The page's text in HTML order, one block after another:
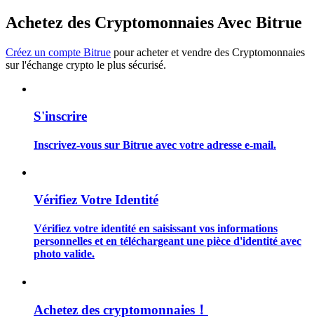
Information
commerciales, etc.
Guide
Guide de démarrage des contrats à terme
Achetez des Cryptomonnaies Avec Bitrue
Créez un compte Bitrue pour acheter et vendre des Cryptomonnaies
sur l'échange crypto le plus sécurisé.
S'inscrire
Inscrivez-vous sur Bitrue avec votre adresse e-mail.
Vérifiez Votre Identité
Vérifiez votre identité en saisissant vos informations
personnelles et en téléchargeant une pièce d'identité avec
photo valide.
Achetez des cryptomonnaies！